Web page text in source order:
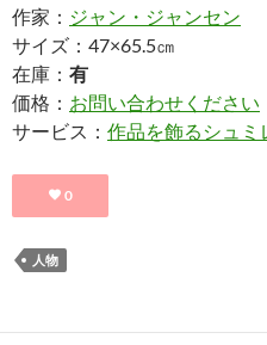
作家： ジャン・ジャンセン
サイズ：47×65.5㎝
在庫： 有
価格： お問い合わせください
サービス： 作品を飾るシュミ
0
人物